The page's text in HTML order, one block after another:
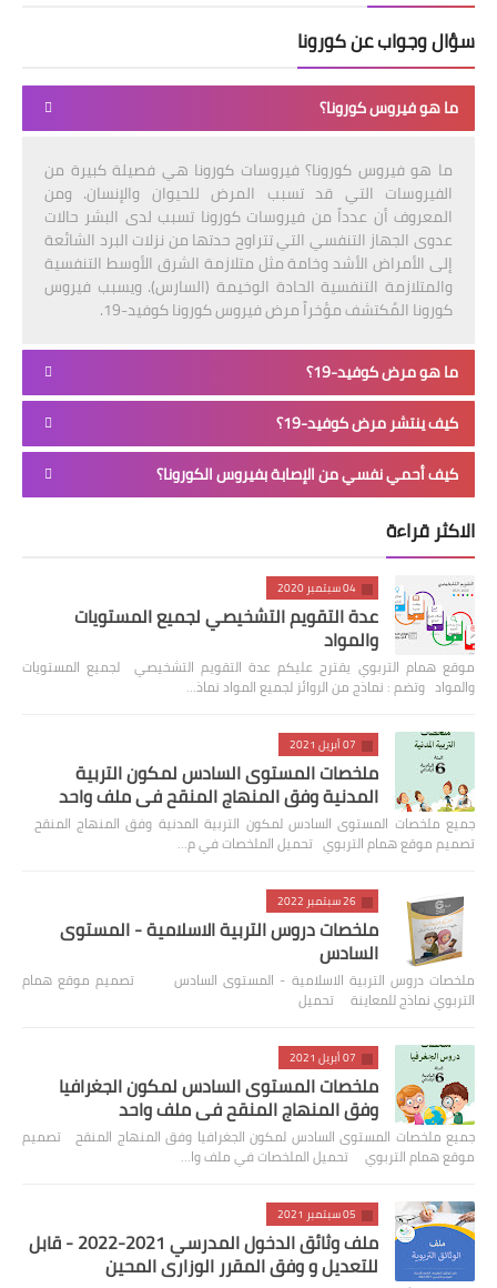
سؤال وجواب عن كورونا
ما هو فيروس كورونا؟
ما هو فيروس كورونا؟ فيروسات كورونا هي فصيلة كبيرة من
الفيروسات التي قد تسبب المرض للحيوان والإنسان. ومن
المعروف أن عدداً من فيروسات كورونا تسبب لدى البشر حالات
عدوى الجهاز التنفسي التي تتراوح حدتها من نزلات البرد الشائعة
إلى الأمراض الأشد وخامة مثل متلازمة الشرق الأوسط التنفسية
والمتلازمة التنفسية الحادة الوخيمة (السارس). ويسبب فيروس
كورونا المُكتشف مؤخراً مرض فيروس كورونا كوفيد-19.
ما هو مرض كوفيد-19؟
كيف ينتشر مرض كوفيد-19؟
كيف أحمي نفسي من الإصابة بفيروس الكورونا؟
الاكثر قراءة
04 سبتمبر 2020
عدة التقويم التشخيصي لجميع المستويات
والمواد
موقع همام التربوي يقترح عليكم عدة التقويم التشخيصي لجميع المستويات
والمواد وتضم : نماذج من الروائز لجميع المواد نماذ…
07 أبريل 2021
ملخصات المستوى السادس لمكون التربية
المدنية وفق المنهاج المنقح في ملف واحد
جميع ملخصات المستوى السادس لمكون التربية المدنية وفق المنهاج المنقح
تصميم موقع همام التربوي تحميل الملخصات في م…
26 سبتمبر 2022
ملخصات دروس التربية الاسلامية - المستوى
السادس
ملخصات دروس التربية الاسلامية - المستوى السادس تصميم موقع همام
التربوي نماذج للمعاينة تحميل
07 أبريل 2021
ملخصات المستوى السادس لمكون الجغرافيا
وفق المنهاج المنقح في ملف واحد
جميع ملخصات المستوى السادس لمكون الجغرافيا وفق المنهاج المنقح تصميم
موقع همام التربوي تحميل الملخصات في ملف وا…
05 سبتمبر 2021
ملف وثائق الدخول المدرسي 2021-2022 - قابل
للتعديل و وفق المقرر الوزاري المحين